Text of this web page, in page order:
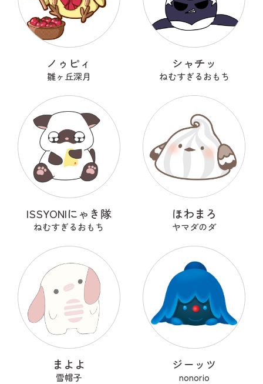
ノゥピィ
雛ヶ丘深月
シャチッ
ねむすぎるおもち
ISSYONIにゃき隊
ねむすぎるおもち
ほわまろ
ヤマダのダ
まよよ
雪帽子
ジーッツ
nonorio